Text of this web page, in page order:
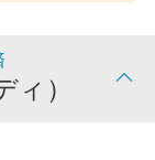
ィ）